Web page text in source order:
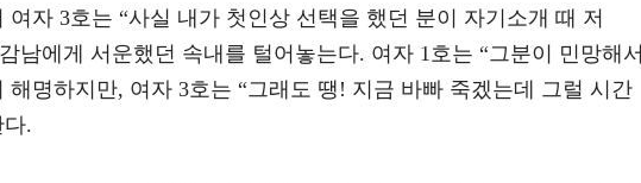
여자 3호는 “사실 내가 첫인상 선택을 했던 분이 자기소개 때 저
남에게 서운했던 속내를 털어놓는다. 여자 1호는 “그분이 민망해서
해명하지만, 여자 3호는 “그래도 땡! 지금 바빠 죽겠는데 그럴 시간
.